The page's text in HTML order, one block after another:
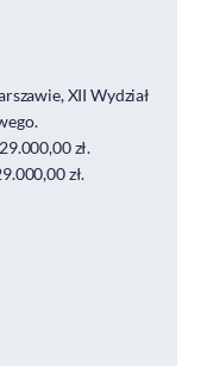
XII Wydział
zł.
zł.